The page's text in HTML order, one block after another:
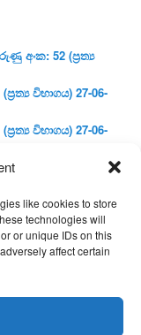
like cookies to store
technologies will
or unique IDs on this
affect certain
අංක: 52 (ප්‍ර‍ත්‍ය
විභාගය) 27-06-
විභාගය) 27-06-
අංක: 46 (හෘදය,
(හෘදය, ජීවිත,